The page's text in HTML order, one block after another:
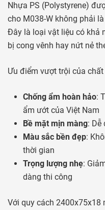
Nhựa PS (Polystyrene)
cho M038-W không phải
Đây là loại vật liệu có khả
bị cong vênh hay nứt nẻ
Ưu điểm vượt trội của chất
Chống ẩm hoàn hảo:
ẩm ướt của Việt Nam
Bề mặt mịn màng: Dễ
Màu sắc bền đẹp:
thời gian
Trọng lượng nhẹ:
dàng thi công
Với quy cách 2400x75x18